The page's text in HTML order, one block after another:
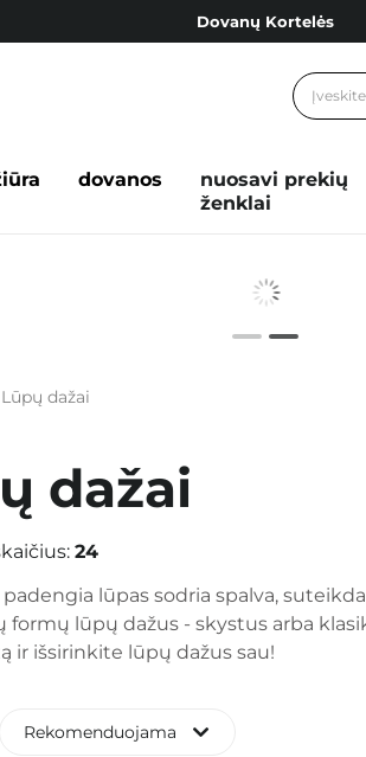
Dovanų Kortelės
Nemokamas pristatymas nuo
dovanos
nuosavi prekių
ženklai
Lūpų dažai
dažai
24
padengia lūpas sodria spalva,
formų lūpų dažus - skystus arba
ir išsirinkite lūpų dažus sau!
Rekomenduojama